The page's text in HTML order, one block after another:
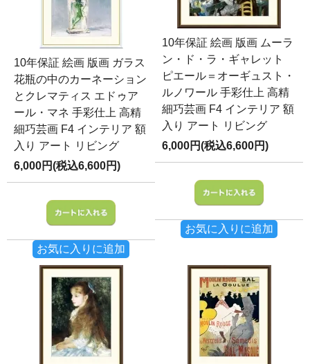
10年保証 絵画 版画 ガラス
花瓶の中のカーネーション
とクレマティス エドゥア
ール・マネ 手彩仕上 高精
細巧芸画 F4 インテリア 額
入り アート リビング
6,000円(税込6,600円)
お気に入りに追加
10年保証 絵画 版画 ムーラ
ン・ド・ラ・ギャレット
ピエール＝オーギュスト・
ルノワール 手彩仕上 高精
細巧芸画 F4 インテリア 額
入り アート リビング
6,000円(税込6,600円)
お気に入りに追加